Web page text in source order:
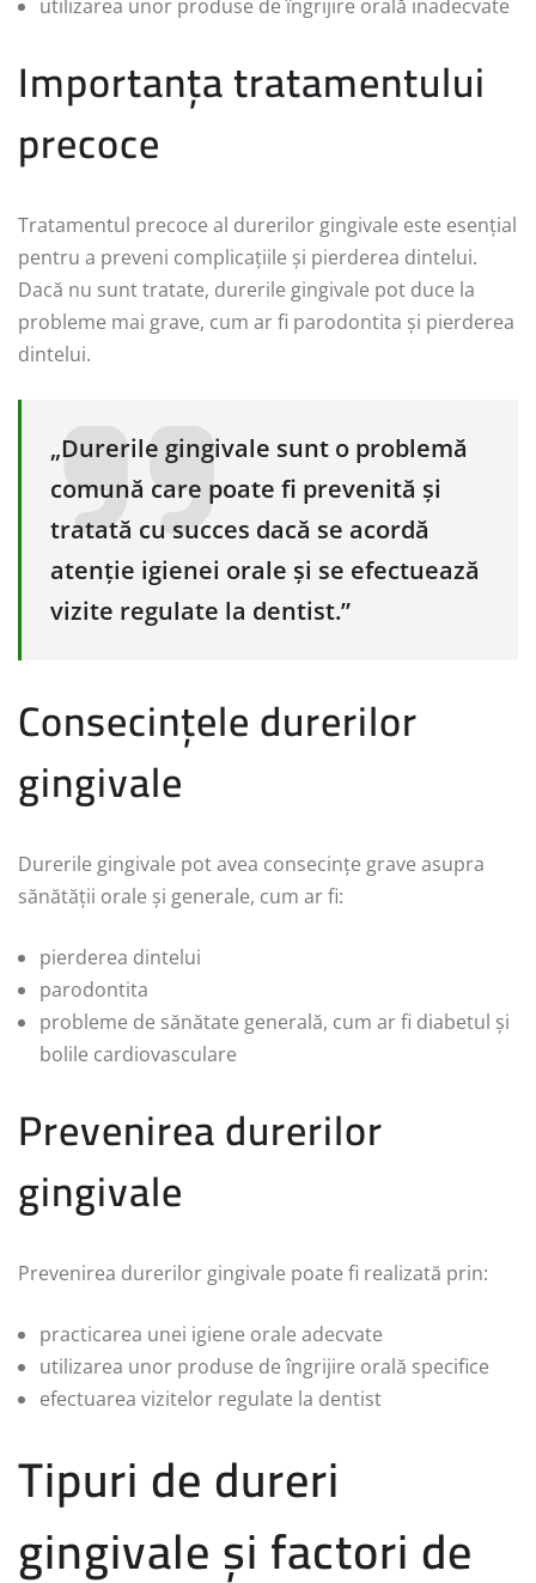
utilizarea unor produse de îngrijire orală inadecvate
Importanța tratamentului
precoce
Tratamentul precoce al durerilor gingivale este esențial
pentru a preveni complicațiile și pierderea dintelui.
Dacă nu sunt tratate, durerile gingivale pot duce la
probleme mai grave, cum ar fi parodontita și pierderea
dintelui.
„Durerile gingivale sunt o problemă
comună care poate fi prevenită și
tratată cu succes dacă se acordă
atenție igienei orale și se efectuează
vizite regulate la dentist.”
Consecințele durerilor
gingivale
Durerile gingivale pot avea consecințe grave asupra
sănătății orale și generale, cum ar fi:
pierderea dintelui
parodontita
probleme de sănătate generală, cum ar fi diabetul și
bolile cardiovasculare
Prevenirea durerilor
gingivale
Prevenirea durerilor gingivale poate fi realizată prin:
practicarea unei igiene orale adecvate
utilizarea unor produse de îngrijire orală specifice
efectuarea vizitelor regulate la dentist
Tipuri de dureri
gingivale și factori de